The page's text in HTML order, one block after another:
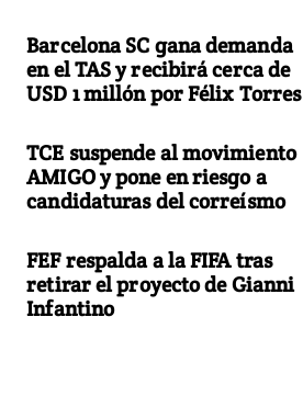
Barcelona SC gana demanda
en el TAS y recibirá cerca de
USD 1 millón por Félix Torres
TCE suspende al movimiento
AMIGO y pone en riesgo a
candidaturas del correísmo
FEF respalda a la FIFA tras
retirar el proyecto de Gianni
Infantino